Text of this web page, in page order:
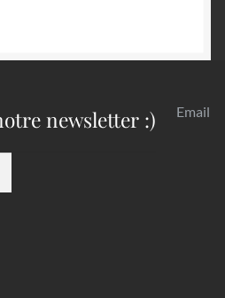
newsletter :) Email